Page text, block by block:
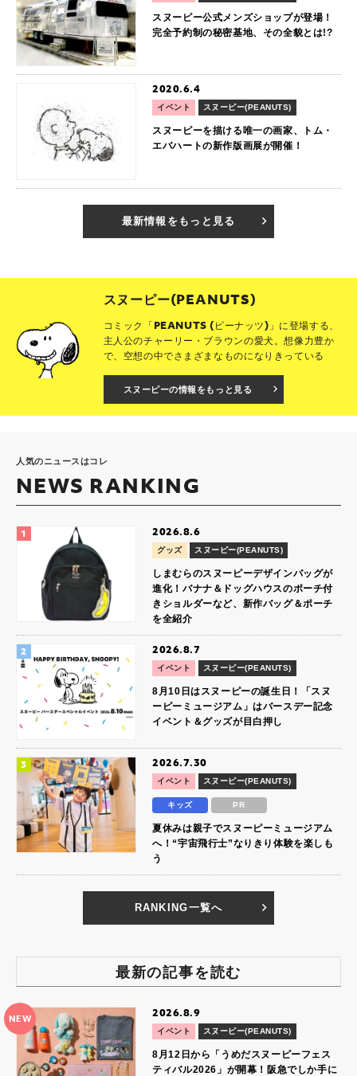
スヌーピー公式メンズショップが登場！
完全予約制の秘密基地、その全貌とは!?
2020.6.4
イベント スヌーピー(PEANUTS)
スヌーピーを描ける唯一の画家、トム・
エバハートの新作版画展が開催！
最新情報をもっと見る
スヌーピー(PEANUTS)
コミック「PEANUTS (ピーナッツ)」に登場する、
主人公のチャーリー・ブラウンの愛犬。想像力豊か
で、空想の中でさまざまなものになりきっている
スヌーピーの情報をもっと見る
人気のニュースはコレ
NEWS RANKING
2026.8.6
グッズ スヌーピー(PEANUTS)
しまむらのスヌーピーデザインバッグが
進化！バナナ＆ドッグハウスのポーチ付
きショルダーなど、新作バッグ＆ポーチ
を全紹介
2026.8.7
イベント スヌーピー(PEANUTS)
8月10日はスヌーピーの誕生日！「スヌ
ーピーミュージアム」はバースデー記念
イベント＆グッズが目白押し
2026.7.30
イベント スヌーピー(PEANUTS)
キッズ PR
夏休みは親子でスヌーピーミュージアム
へ！“宇宙飛行士”なりきり体験を楽しも
う
RANKING一覧へ
最新の記事を読む
NEW 2026.8.9
イベント スヌーピー(PEANUTS)
8月12日から「うめだスヌーピーフェス
ティバル2026」が開幕！阪急でしか手に